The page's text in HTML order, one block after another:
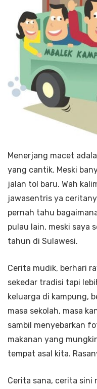
Menerjang macet
yang cantik. Meski
jalan tol baru. Wah
jawasentris ya
pernah tahu
pulau lain, meski saya
tahun di Sulawesi.
Cerita mudik, berhari
sekedar tradisi tapi
keluarga di kampung,
masa sekolah, masa
sambil menyebarkan
makanan yang
tempat asal kita.
Cerita sana, cerita